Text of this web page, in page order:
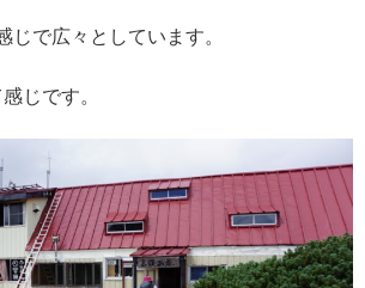
じで広々としています。
じです。